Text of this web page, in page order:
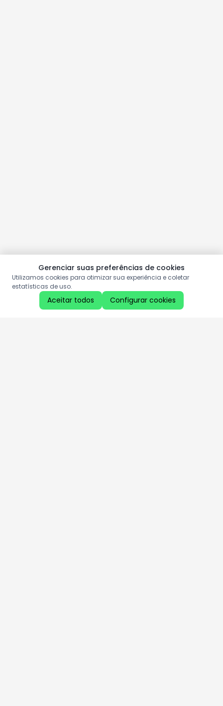
Gerenciar suas preferências de cookies
Utilizamos cookies para otimizar sua experiência e coletar
estatísticas de uso.
Aceitar todos Configurar cookies